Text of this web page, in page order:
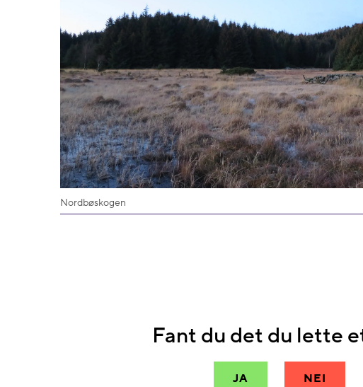
Nordbøskogen
Fant du det du lette
JA NEI